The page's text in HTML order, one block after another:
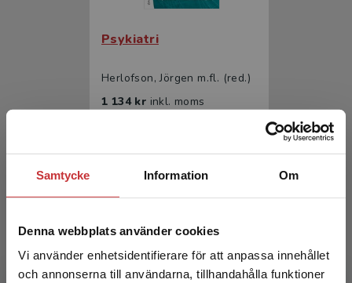
Samtycke Information Om
Denna webbplats använder cookies
Vi använder enhetsidentifierare för att anpassa innehållet
och annonserna till användarna, tillhandahålla funktioner
Psykiatri
Herlofson, Jörgen m.fl. (red.)
1 134 kr inkl. moms